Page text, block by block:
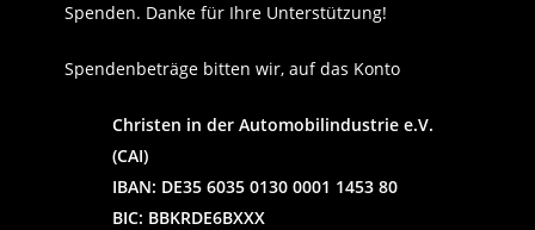
Spenden. Danke für Ihre Unterstützung!
Spendenbeträge bitten wir, auf das Konto
Christen in der Automobilindustrie e.V.
(CAI)
IBAN: DE35 6035 0130 0001 1453 80
BIC: BBKRDE6BXXX